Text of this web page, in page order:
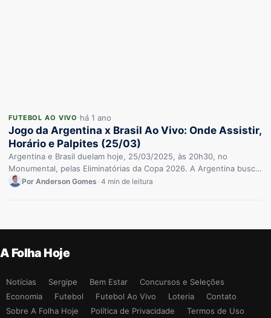
FUTEBOL AO VIVO há 1 ano
Jogo da Argentina x Brasil Ao Vivo: Onde Assistir,
Horário e Palpites (25/03)
Argentina e Brasil duelam hoje, 25/03/2025, às 20h30, no
Monumental, pelas Eliminatórias da Copa 2026. A Argentina busca
a classificação,…
Por Anderson Gomes 4 min de leitura
A Folha Hoje
Notícias Sergipe Bem Estar
Concursos e Seleções
Economia
Futebol Futebol Ao Vivo Loteria
Contato
Sobre A Folha Hoje
Política de Privacidade Termos de Uso